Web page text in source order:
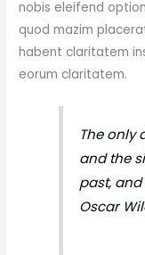
nobis eleifend
quod mazim
habent claritatem
eorum claritatem.
The only
and the
past,
Oscar